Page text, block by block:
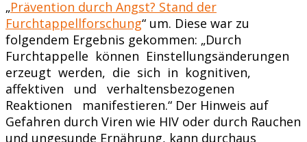
„Prävention durch Angst? Stand der
Furchtappellforschung“ um. Diese war zu
folgendem Ergebnis gekommen: „Durch
Furchtappelle können Einstellungsänderungen
erzeugt werden, die sich in kognitiven,
affektiven und verhaltensbezogenen
Reaktionen manifestieren.“ Der Hinweis auf
Gefahren durch Viren wie HIV oder durch Rauchen
und ungesunde Ernährung, kann durchaus